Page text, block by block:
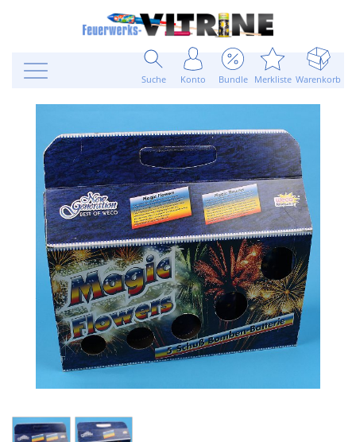
Suche Konto Bundle Merkliste Warenkorb